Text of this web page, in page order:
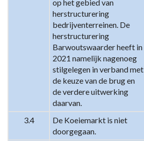
op het gebied van
herstructurering
bedrijventerreinen. De
herstructurering
Barwoutswaarder heeft in
2021 namelijk nagenoeg
stilgelegen in verband met
de keuze van de brug en
de verdere uitwerking
daarvan.
3.4
De Koeiemarkt is niet
doorgegaan.